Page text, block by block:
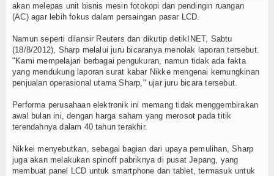
Agenda
Hubungi Kami
akan melepas unit bisnis mesin fotokopi dan pendingin ruangan
(AC) agar lebih fokus dalam persaingan pasar LCD.
Namun seperti dilansir Reuters dan dikutip detikINET, Sabtu
(18/8/2012), Sharp melalui juru bicaranya menolak laporan tersebut.
"Kami mempelajari berbagai pengukuran, namun tidak ada fakta
yang mendukung laporan surat kabar Nikke mengenai kemungkinan
penjualan operasional utama Sharp," ujar juru bicara tersebut.
Performa perusahaan elektronik ini memang tidak menggembirakan
awal bulan ini, dengan harga saham yang merosot pada titik
terendahnya dalam 40 tahun terakhir.
Nikkei menyebutkan, sebagai bagian dari upaya pemulihan, Sharp
juga akan melakukan spinoff pabriknya di pusat Jepang, yang
membuat panel LCD untuk smartphone dan tablet, termasuk untuk